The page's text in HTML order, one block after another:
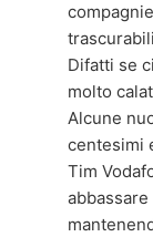
Difatti se
molto
Alcune
centesimi
Tim